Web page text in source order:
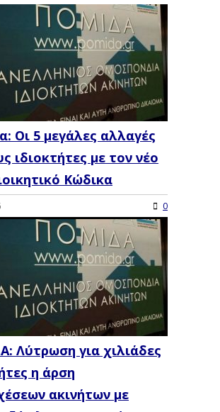
Οι 5 μεγάλες αλλαγές
ιδιοκτήτες με τον νέο
Κώδικα
0
Λύτρωση για χιλιάδες
η άρση
ακινήτων με